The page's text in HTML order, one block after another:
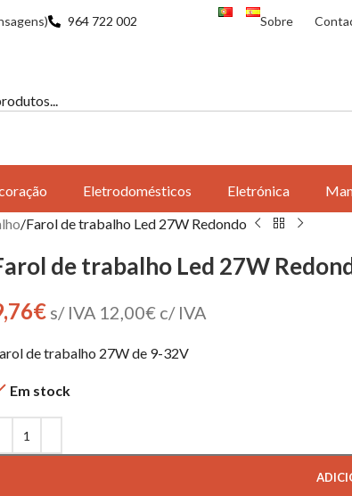
964 722 002 Sobre
Eletrodomésticos Eletrónica
Farol de trabalho Led 27W Redondo
de trabalho Led 27W
€ s/ IVA 12,00€ c/ IVA
de trabalho 27W de 9-32V
Em stock